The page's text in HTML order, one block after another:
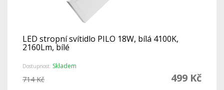
LED stropní svítidlo PILO 18W, bílá 4100K,
2160Lm, bílé
Dostupnost: Skladem
499 Kč
714 Kč